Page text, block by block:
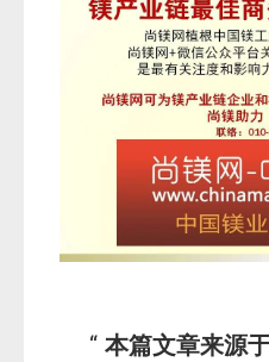
本篇文章来源